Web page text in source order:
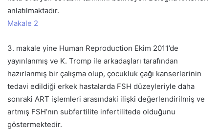
anlatılmaktadır.
Makale 2
3. makale yine Human Reproduction Ekim 2011’de
yayınlanmış ve K. Tromp ile arkadaşları tarafından
hazırlanmış bir çalışma olup, çocukluk çağı kanserlerinin
tedavi edildiği erkek hastalarda FSH düzeyleriyle daha
sonraki ART işlemleri arasındaki ilişki değerlendirilmiş ve
artmış FSH’nın subfertilite infertilitede olduğunu
göstermektedir.